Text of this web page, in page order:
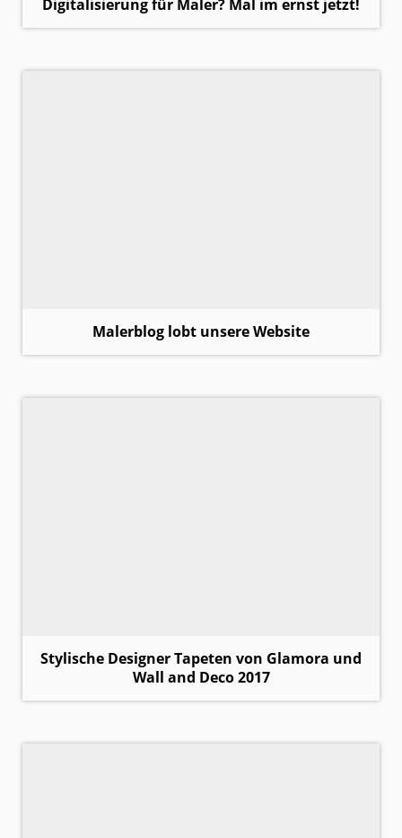
Digitalisierung für Maler? Mal im ernst jetzt!
Malerblog lobt unsere Website
Stylische Designer Tapeten von Glamora und
Wall and Deco 2017